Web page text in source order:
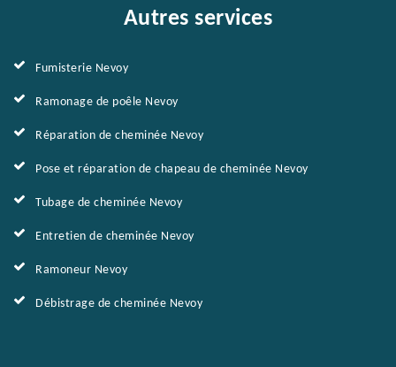
Autres services
Fumisterie Nevoy
Ramonage de poêle Nevoy
Réparation de cheminée Nevoy
Pose et réparation de chapeau de cheminée Nevoy
Tubage de cheminée Nevoy
Entretien de cheminée Nevoy
Ramoneur Nevoy
Débistrage de cheminée Nevoy